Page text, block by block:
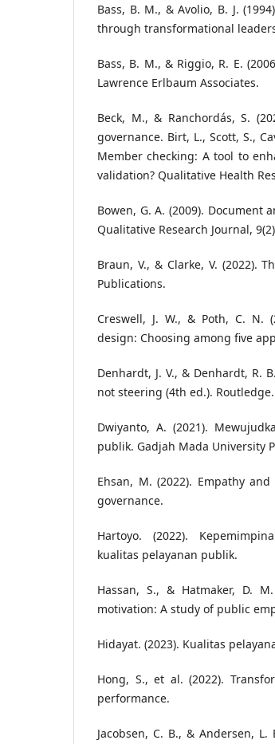
Bass, B. M., & Avolio, B. J.
through transformational
Bass, B. M., & Riggio, R. E.
Lawrence Erlbaum Associates.
Beck, M., & Ranchordás, S.
governance. Birt, L., Scott, S.,
Member checking: A tool to
validation? Qualitative Health
Bowen, G. A. (2009). Document
Qualitative Research Journal,
Braun, V., & Clarke, V. (2022).
Publications.
Creswell, J. W., & Poth, C. N.
design: Choosing among five
Denhardt, J. V., & Denhardt, R.
not steering (4th ed.). Routledge.
Dwiyanto, A. (2021).
publik. Gadjah Mada University
Ehsan, M. (2022). Empathy
governance.
Hartoyo. (2022).
kualitas pelayanan publik.
Hassan, S., & Hatmaker, D.
motivation: A study of public
Hidayat. (2023). Kualitas
Hong, S., et al. (2022).
performance.
Jacobsen, C. B., & Andersen,